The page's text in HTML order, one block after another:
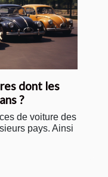
dont les
?
de voiture des
pays. Ainsi